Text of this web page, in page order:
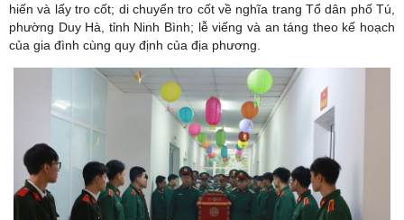
hiến và lấy tro cốt; di chuyển tro cốt về nghĩa trang Tổ dân phố Tú,
phường Duy Hà, tỉnh Ninh Bình; lễ viếng và an táng theo kế hoạch
của gia đình cùng quy định của địa phương.